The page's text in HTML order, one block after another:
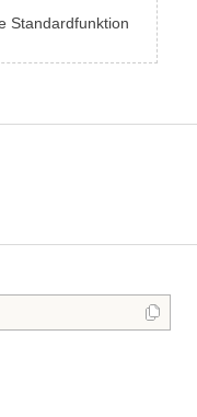
Standardfunktion